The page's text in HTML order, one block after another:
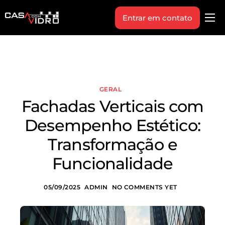
Produtos
Workshop
Vagas
Entrar em contato
GERAL
Fachadas Verticais com
Desempenho Estético:
Transformação e
Funcionalidade
05/09/2025 ADMIN NO COMMENTS YET